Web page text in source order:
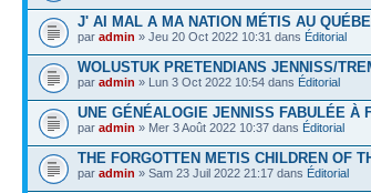
J' AI MAL A MA NATION MÉTIS AU
par admin » Jeu 20 Oct 2022 10:31 dans Éditorial
WOLUSTUK PRETENDIANS JENNISS/
par admin » Lun 3 Oct 2022 10:54 dans Éditorial
UNE GÉNÉALOGIE JENNISS FABULÉE À
par admin » Mer 3 Août 2022 10:37 dans Éditorial
THE FORGOTTEN METIS CHILDREN OF
par admin » Sam 23 Juil 2022 21:17 dans Éditorial